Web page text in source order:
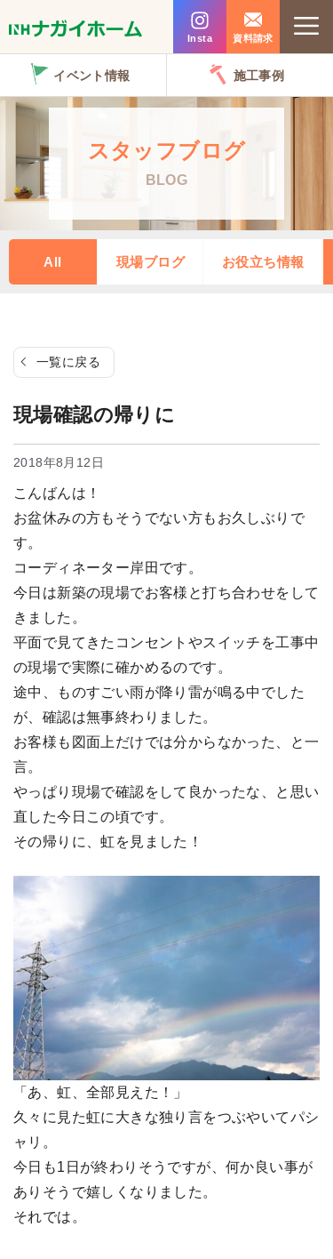
ン
プ
Insta 資料請求
イベント情報 施工事例
スタッフブログ
BLOG
All 現場ブログ お役立ち情報
一覧に戻る
現場確認の帰りに
2018年8月12日
こんばんは！
お盆休みの方もそうでない方もお久しぶりで
す。
コーディネーター岸田です。
今日は新築の現場でお客様と打ち合わせをして
きました。
平面で見てきたコンセントやスイッチを工事中
の現場で実際に確かめるのです。
途中、ものすごい雨が降り雷が鳴る中でした
が、確認は無事終わりました。
お客様も図面上だけでは分からなかった、と一
言。
やっぱり現場で確認をして良かったな、と思い
直した今日この頃です。
その帰りに、虹を見ました！
「あ、虹、全部見えた！」
久々に見た虹に大きな独り言をつぶやいてパシ
ャリ。
今日も1日が終わりそうですが、何か良い事が
ありそうで嬉しくなりました。
それでは。